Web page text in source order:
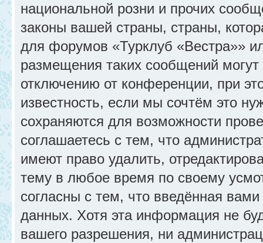
национальной розни и прочих
законы вашей страны, страны,
для форумов «Турклуб «Вестра»»
размещения таких сообщений
отключению от конференции, при
известность, если мы сочтём это
сохраняются для возможности
соглашаетесь с тем, что
имеют право удалить,
тему в любое время по своему
согласны с тем, что введённая
данных. Хотя эта информация не
вашего разрешения, ни